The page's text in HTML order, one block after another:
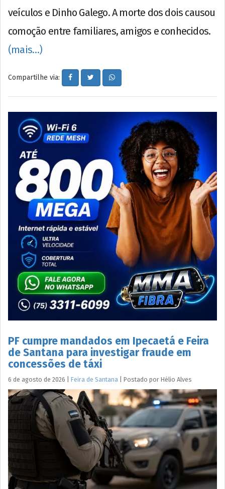
veículos e Dinho Galego. A morte dos dois causou
comoção entre familiares, amigos e conhecidos.
(mais…)
Compartilhe via:
PF cumpre mandados em Ipecaetá e Feira
de Santana para investigar fraude em
concessões de táxi
6 de agosto de 2026 Feira de Santana Postado por Hélio Alves